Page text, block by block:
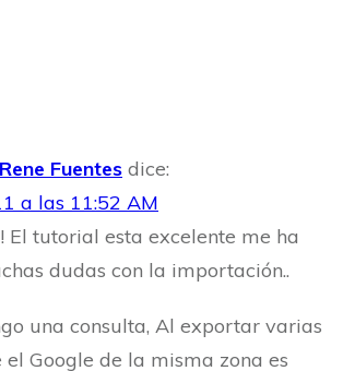
Rene Fuentes dice:
a las 11:52 AM
El tutorial esta excelente me ha
dudas con la importación..
una consulta, Al exportar varias
el Google de la misma zona es